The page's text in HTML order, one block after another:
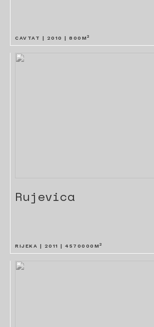
CAVTAT | 2010 | 800 M 2
Rujevica
RIJEKA | 2011 | 4570000 M 2